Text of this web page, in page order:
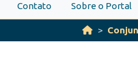
Contato Sobre o Portal